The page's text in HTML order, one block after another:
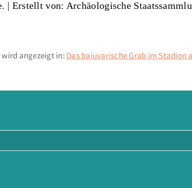
| Erstellt von: Archäologische
angezeigt in: Das baiuvarische Grab im Stadion